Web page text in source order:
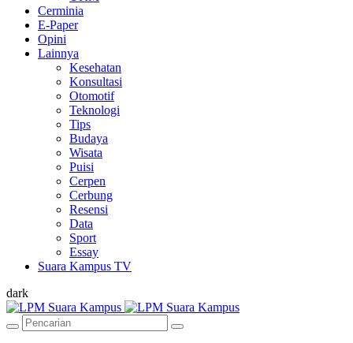
Cerminia
E-Paper
Opini
Lainnya
Kesehatan
Konsultasi
Otomotif
Teknologi
Tips
Budaya
Wisata
Puisi
Cerpen
Cerbung
Resensi
Data
Sport
Essay
Suara Kampus TV
dark